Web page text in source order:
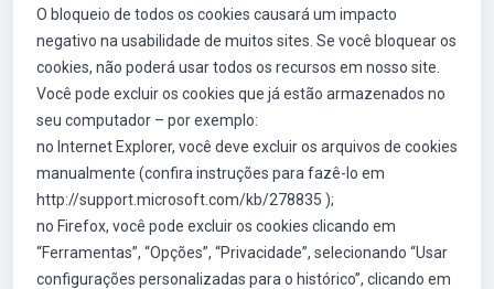
O bloqueio de todos os cookies causará um impacto
negativo na usabilidade de muitos sites. Se você bloquear os
cookies, não poderá usar todos os recursos em nosso site.
Você pode excluir os cookies que já estão armazenados no
seu computador – por exemplo:
no Internet Explorer, você deve excluir os arquivos de cookies
manualmente (confira instruções para fazê-lo em
http://support.microsoft.com/kb/278835 );
no Firefox, você pode excluir os cookies clicando em
“Ferramentas”, “Opções”, “Privacidade”, selecionando “Usar
configurações personalizadas para o histórico”, clicando em